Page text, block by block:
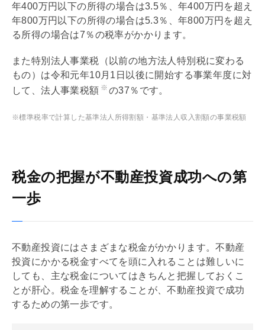
年400万円以下の所得の場合は3.5％、年400万円を超え
年800万円以下の所得の場合は5.3％、年800万円を超え
る所得の場合は7％の税率がかかります。
また特別法人事業税（以前の地方法人特別税に変わる
もの）は令和元年10月1日以後に開始する事業年度に対
して、法人事業税額 ※ の37％です。
※標準税率で計算した基準法人所得割額・基準法人収入割額の事業税額
税金の把握が不動産投資成功への第
一歩
不動産投資にはさまざまな税金がかかります。不動産
投資にかかる税金すべてを頭に入れることは難しいに
しても、主な税金についてはきちんと把握しておくこ
とが肝心。税金を理解することが、不動産投資で成功
するための第一歩です。